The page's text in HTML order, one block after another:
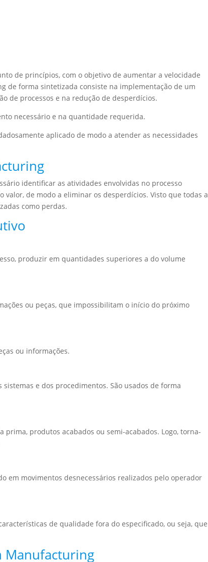
de princípios, com o objetivo de aumentar a velocidade
de forma sintetizada consiste na implementação de um
de processos e na redução de desperdícios.
necessário e na quantidade requerida.
aplicado de modo a atender as necessidades
identificar as atividades envolvidas no processo
de modo a eliminar os desperdícios. Visto que todas a
como perdas.
produzir em quantidades superiores a do volume
ou peças, que impossibilitam o início do próximo
ou informações.
e dos procedimentos. São usados de forma
produtos acabados ou semi-acabados. Logo, torna-
em movimentos desnecessários realizados pelo operador
de qualidade fora do especificado, ou seja, que
Manufacturing